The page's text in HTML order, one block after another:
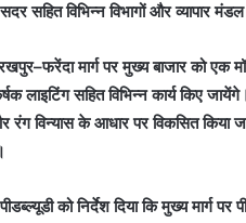
सहित विभिन्न विभागों और व्यापार
मार्ग पर मुख्य बाजार को
लाइटिंग सहित विभिन्न कार्य किए
रंग विन्यास के आधार पर विकसित
को निर्देश दिया कि मुख्य